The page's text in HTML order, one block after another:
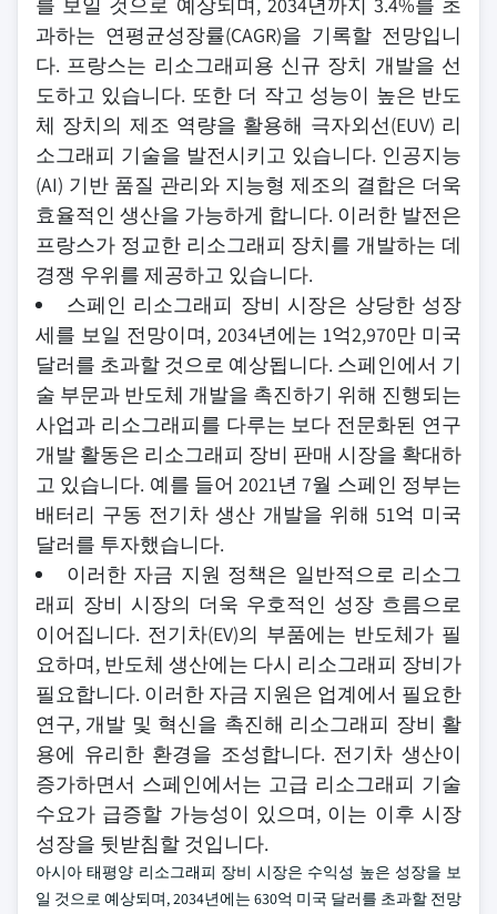
과하는 연평균성장률(CAGR)을 기록할 전망입니
다. 프랑스는 리소그래피용 신규 장치 개발을 선
도하고 있습니다. 또한 더 작고 성능이 높은 반도
체 장치의 제조 역량을 활용해 극자외선(EUV) 리
소그래피 기술을 발전시키고 있습니다. 인공지능
(AI) 기반 품질 관리와 지능형 제조의 결합은 더욱
효율적인 생산을 가능하게 합니다. 이러한 발전은
프랑스가 정교한 리소그래피 장치를 개발하는 데
경쟁 우위를 제공하고 있습니다.
스페인 리소그래피 장비 시장은 상당한 성장
세를 보일 전망이며, 2034년에는 1억2,970만 미국
달러를 초과할 것으로 예상됩니다. 스페인에서 기
술 부문과 반도체 개발을 촉진하기 위해 진행되는
사업과 리소그래피를 다루는 보다 전문화된 연구
개발 활동은 리소그래피 장비 판매 시장을 확대하
고 있습니다. 예를 들어 2021년 7월 스페인 정부는
배터리 구동 전기차 생산 개발을 위해 51억 미국
달러를 투자했습니다.
이러한 자금 지원 정책은 일반적으로 리소그
래피 장비 시장의 더욱 우호적인 성장 흐름으로
이어집니다. 전기차(EV)의 부품에는 반도체가 필
요하며, 반도체 생산에는 다시 리소그래피 장비가
필요합니다. 이러한 자금 지원은 업계에서 필요한
연구, 개발 및 혁신을 촉진해 리소그래피 장비 활
용에 유리한 환경을 조성합니다. 전기차 생산이
증가하면서 스페인에서는 고급 리소그래피 기술
수요가 급증할 가능성이 있으며, 이는 이후 시장
성장을 뒷받침할 것입니다.
아시아 태평양 리소그래피 장비 시장은 수익성 높은 성장을 보
일 것으로 예상되며, 2034년에는 630억 미국 달러를 초과할 전망